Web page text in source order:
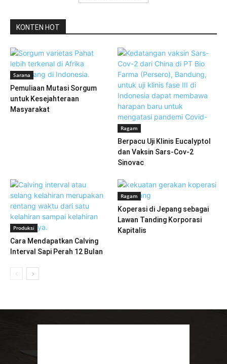
KONTEN HOT
Sarana
Pemuliaan Mutasi Sorgum
untuk Kesejahteraan
Masyarakat
Ragam
Berpacu Uji Klinis Eucalyptol
dan Vaksin Sars-Cov-2
Sinovac
Produksi
Cara Mendapatkan Calving
Interval Sapi Perah 12 Bulan
Ragam
Koperasi di Jepang sebagai
Lawan Tanding Korporasi
Kapitalis